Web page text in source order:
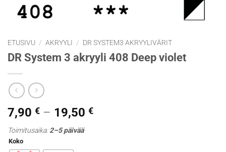
ETUSIVU / AKRYYLI / DR SYSTEM3 AKRYYLIVÄRIT
DR System 3 akryyli 408 Deep violet
7,90 € – 19,50 €Hintaluokka:
Toimitusaika:2–5 päivää
Koko